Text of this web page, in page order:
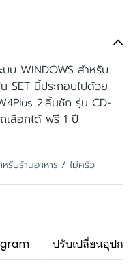
บบ WINDOWS สำหรับ
SET นี้ประกอบไปด้วย
2.ลิ้นชัก รุ่น CD-
เลือกได้ ฟรี 1 ปี
รับร้านอาหาร / ไม่ครัว